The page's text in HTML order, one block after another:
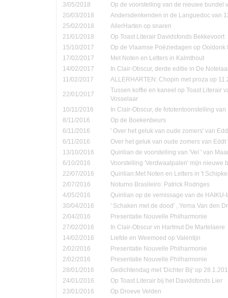
3/05/2018
Op de voorstelling van de nieuwe bundel
20/03/2018
Andersdenkenden in de Languedoc van
25/02/2018
AllerHarten op snaren
21/01/2018
Op Toast Literair Davidsfonds Bekkevoort
15/10/2017
Op de Vlaamse Poëziedagen op
17/02/2017
Met Noten en Letters in Kalmthout
14/02/2017
In Clair-Obscur, derde editie in De
11/02/2017
ALLERHARTEN: Chopin met proza op
22/01/2017
Tussen koffie en kaneel op Toast Literair
Vosselaar
10/11/2016
In Clair-Obscur, de fototentoonstelling
8/11/2016
Op de Boekenbeurs
6/11/2016
' Over het geluk van oude zomers' van
6/11/2016
Over het geluk van oude zomers van Eddt
13/10/2016
Quirilian de voorstelling van 'Vel ' van
6/10/2016
Voorstelling 'Verdwaalpalen' mijn nieuwe
22/07/2016
Quirilian:Met Noten en Letters in 't
2/07/2016
Noturno Brasileiro: Patrick Rodriges
4/05/2016
Quirilian op de vernissage van de
30/04/2016
' Schaken met de dood' , Yerna Van den
2/04/2016
Presentatie Nouvelle Philharmonie
27/02/2016
In Clair-Obscur vn Hartmut De Martelaere
14/02/2016
Liefde en Weemoed op Valentijn
2/02/2016
Presentatie Nouvelle Philharmonie
2/02/2016
Presentatie Nouvelle Philharmonie
28/01/2016
Gedichtendag met 'Dichter Bij' op
24/01/2016
Op Toast Literair bij het Davidsfonds Lier
23/01/2016
Op Droeve Velden